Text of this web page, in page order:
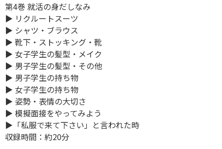
第4巻 就活の身だしなみ
▶ リクルートスーツ
▶ シャツ・ブラウス
▶ 靴下・ストッキング・靴
▶ 女子学生の髪型・メイク
▶ 男子学生の髪型・その他
▶ 男子学生の持ち物
▶ 女子学生の持ち物
▶ 姿勢・表情の大切さ
▶ 模擬面接をやってみよう
▶「私服で来て下さい」と言われた時
収録時間：約20分